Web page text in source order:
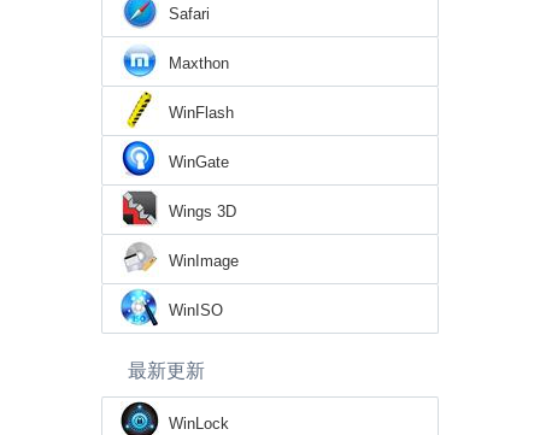
Safari
Maxthon
WinFlash
WinGate
Wings 3D
WinImage
WinISO
最新更新
WinLock